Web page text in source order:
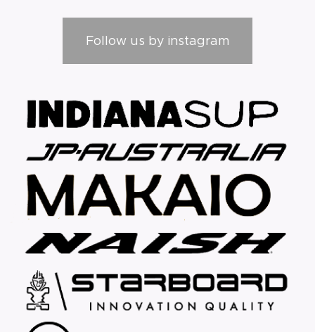
Follow us by instagram